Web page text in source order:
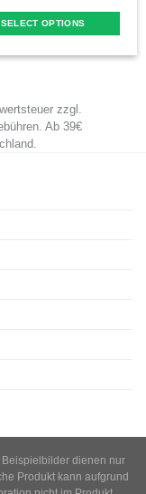
SELECT OPTIONS
zzgl.
Ab 39€
dienen nur
Produkt kann aufgrund